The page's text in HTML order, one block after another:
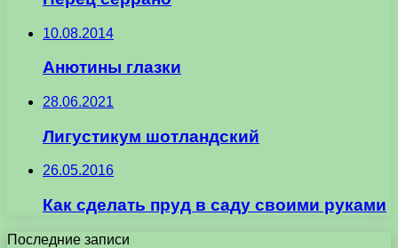
10.08.2014
Анютины глазки
28.06.2021
Лигустикум шотландский
26.05.2016
Как сделать пруд в саду своими руками
Последние записи